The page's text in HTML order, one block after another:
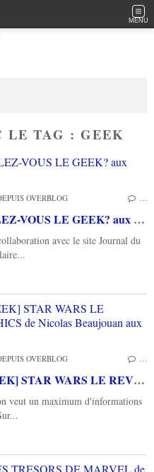
MENU
LE TAG : GEEK
OVERBLOG
[REVUE LIVRE GEEK] PARLEZ-VOUS LE GEEK? aux éditions LAROUSSE
avec le site Journal du
OVERBLOG
[REVUE LIVRE CINEMA/GEEK] STAR WARS LE REVEIL DE LA FORCE GRAPHICS de Nicolas Beaujouan aux éditions HACHETTE HEROES
veut un maximum d'informations